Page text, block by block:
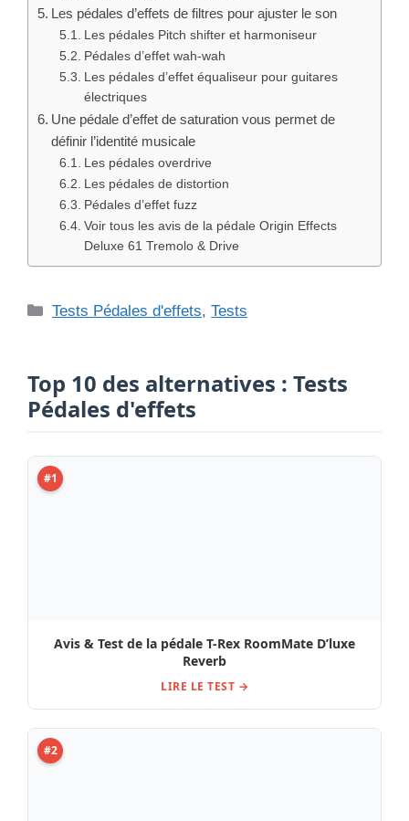
Les pédales d’effets de filtres pour ajuster le son
Les pédales Pitch shifter et harmoniseur
Pédales d’effet wah-wah
Les pédales d’effet équaliseur pour guitares
électriques
Une pédale d’effet de saturation vous permet de
définir l’identité musicale
Les pédales overdrive
Les pédales de distortion
Pédales d’effet fuzz
Voir tous les avis de la pédale Origin Effects
Deluxe 61 Tremolo & Drive
Catégories
Tests Pédales d'effets,Tests
Top 10 des alternatives : Tests
Pédales d'effets
#1
Avis & Test de la pédale T-Rex RoomMate D’luxe
Reverb
LIRE LE TEST →
#2